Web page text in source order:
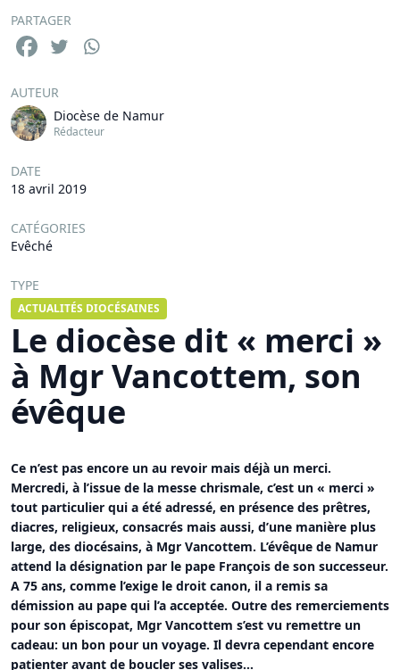
PARTAGER
AUTEUR
Diocèse de Namur
Rédacteur
DATE
18 avril 2019
CATÉGORIES
Evêché
TYPE
ACTUALITÉS DIOCÉSAINES
Le diocèse dit « merci »
à Mgr Vancottem, son
évêque
Ce n’est pas encore un au revoir mais déjà un merci.
Mercredi, à l’issue de la messe chrismale, c’est un « merci »
tout particulier qui a été adressé, en présence des prêtres,
diacres, religieux, consacrés mais aussi, d’une manière plus
large, des diocésains, à Mgr Vancottem. L’évêque de Namur
attend la désignation par le pape François de son successeur.
A 75 ans, comme l’exige le droit canon, il a remis sa
démission au pape qui l’a acceptée. Outre des remerciements
pour son épiscopat, Mgr Vancottem s’est vu remettre un
cadeau: un bon pour un voyage. Il devra cependant encore
patienter avant de boucler ses valises…